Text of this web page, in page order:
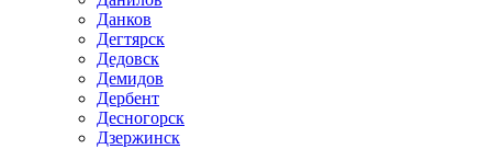
Данков
Дегтярск
Дедовск
Демидов
Дербент
Десногорск
Дзержинск